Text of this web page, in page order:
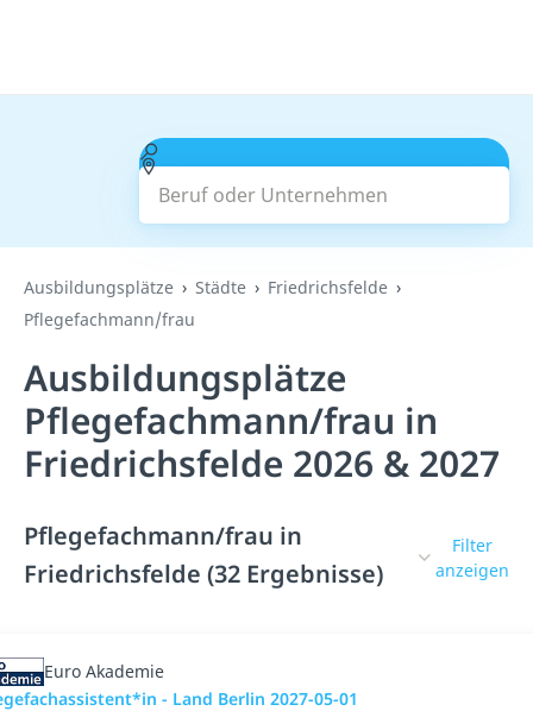
Beruf oder Unternehmen
Suchen
Ausbildungsplätze Städte
Friedrichsfelde
Pflegefachmann/frau
Ausbildungsplätze
Pflegefachmann/frau in
Friedrichsfelde 2026 & 2027
Pflegefachmann/frau in
Friedrichsfelde (32 Ergebnisse)
Filter
anzeigen
Euro Akademie
- Land Berlin 2027-05-01